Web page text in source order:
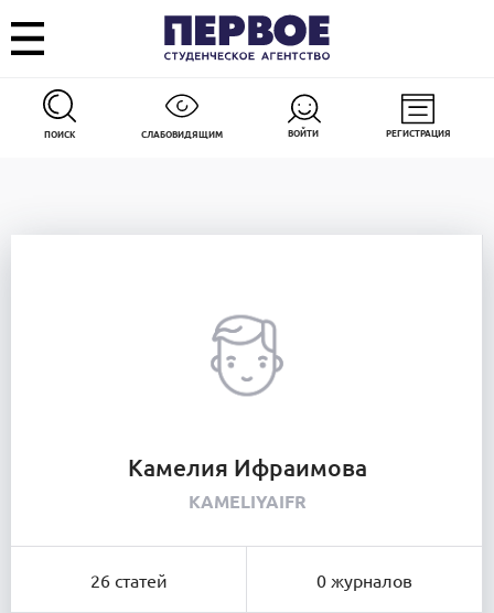
ПОИСК СЛАБОВИДЯЩИМ ВОЙТИ РЕГИСТРАЦИЯ
Камелия Ифраимова
KAMELIYAIFR
26 статей 0 журналов